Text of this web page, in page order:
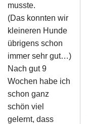
musste.
(Das konnten wir
kleineren Hunde
übrigens schon
immer sehr gut…)
Nach gut 9
Wochen habe ich
schon ganz
schön viel
gelernt, dass